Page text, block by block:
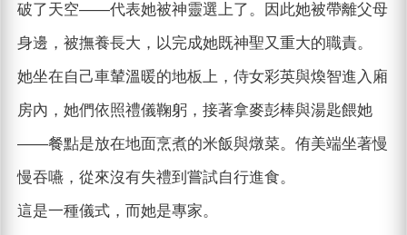
破了天空——代表她被神靈選上了。因此她被帶離父母
身邊，被撫養長大，以完成她既神聖又重大的職責。
她坐在自己車輦溫暖的地板上，侍女彩英與煥智進入廂
房內，她們依照禮儀鞠躬，接著拿麥彭棒與湯匙餵她
——餐點是放在地面烹煮的米飯與燉菜。侑美端坐著慢
慢吞嚥，從來沒有失禮到嘗試自行進食。
這是一種儀式，而她是專家。